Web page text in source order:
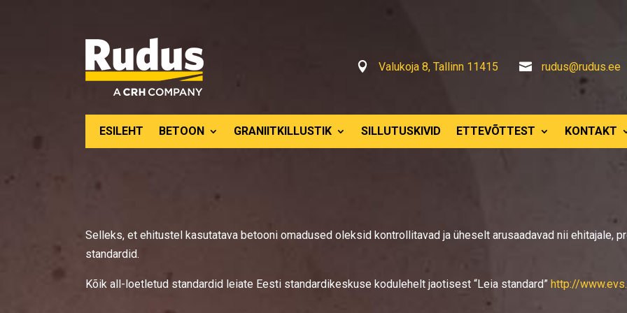
 Valukoja 8, Tallinn 11415  rudus@rudus.ee
ESILEHT BETOON GRANIITKILLUSTIK SILLUTUSKIVID ETTEVÕTTEST KONTAKT
Selleks, et ehitustel kasutatava betooni omadused oleksid kontrollitavad ja üheselt arusaadavad nii ehitajale,
standardid.
Kõik all-loetletud standardid leiate Eesti standardikeskuse kodulehelt jaotisest “Leia standard” http://